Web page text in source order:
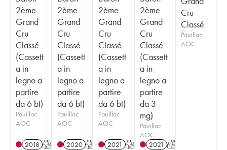
2ème
Grand
Cru
Classé
(Cassett
a in
legno a
partire
da 6 bt)
Pauillac
AOC
2018 T
2ème
Grand
Cru
Classé
(Cassett
a in
legno a
partire
da 6 bt)
Pauillac
AOC
2020 T
2ème
Grand
Cru
Classé
(Cassett
a in
legno a
partire
da 6 bt)
Pauillac
AOC
2021 T
2ème
Grand
Cru
Classé
(Cassett
a in
legno a
partire
da 3
mg)
Pauillac
AOC
2021 T
Cru
Classé
Pauillac
AOC